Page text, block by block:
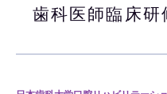
歯科医師臨床